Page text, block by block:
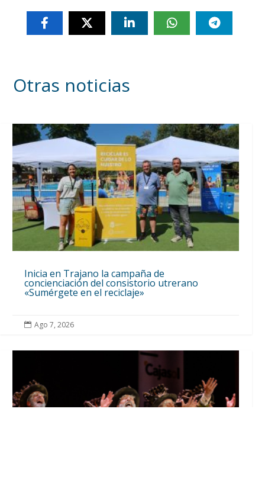
Otras noticias
Inicia en Trajano la campaña de
concienciación del consistorio utrerano
«Sumérgete en el reciclaje»
 Ago 7, 2026